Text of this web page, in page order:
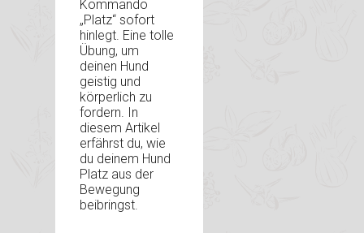
Kommando
„Platz“ sofort
hinlegt. Eine tolle
Übung, um
deinen Hund
geistig und
körperlich zu
fordern. In
diesem Artikel
erfährst du, wie
du deinem Hund
Platz aus der
Bewegung
beibringst.